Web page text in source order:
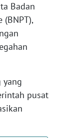
Badan
(BNPT),
yang
pusat